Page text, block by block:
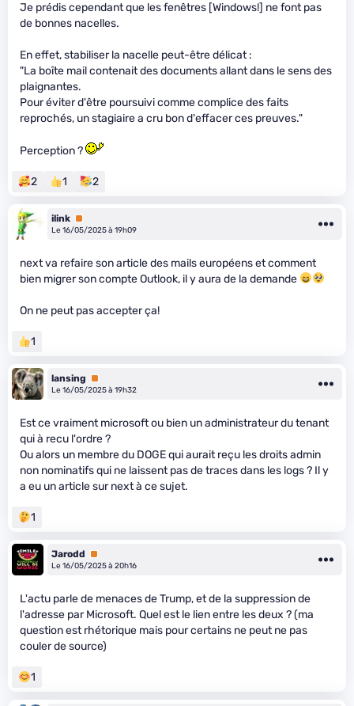
Je prédis cependant que les fenêtres [Windows!] ne font pas
de bonnes nacelles.
En effet, stabiliser la nacelle peut-être délicat :
"La boîte mail contenait des documents allant dans le sens des
plaignantes.
Pour éviter d'être poursuivi comme complice des faits
reprochés, un stagiaire a cru bon d'effacer ces preuves."
Perception ?
2 1 2
ilink Premium
Le 16/05/2025 à 19h09
next va refaire son article des mails européens et comment
bien migrer son compte Outlook, il y aura de la demande
On ne peut pas accepter ça!
1
lansing
Premium
Le 16/05/2025 à 19h32
Est ce vraiment microsoft ou bien un administrateur du tenant
qui à recu l'ordre ?
Ou alors un membre du DOGE qui aurait reçu les droits admin
non nominatifs qui ne laissent pas de traces dans les logs ? Il y
a eu un article sur next à ce sujet.
1
Jarodd
Premium
Le 16/05/2025 à 20h16
L'actu parle de menaces de Trump, et de la suppression de
l'adresse par Microsoft. Quel est le lien entre les deux ? (ma
question est rhétorique mais pour certains ne peut ne pas
couler de source)
1